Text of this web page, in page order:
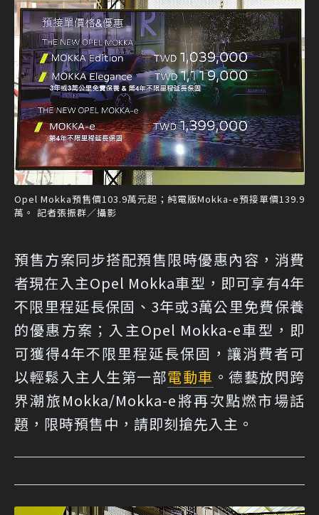
Opel Mokka預售價103.9萬元起；純電版Mokka-e預接單價139.9
萬。 記者張振群／攝影
預售方案同步搭配預售限時優惠內容，消費
者現在入主Opel Mokka車型，即可享有4年
不限里程延長保固、3年或3萬公里免費保養
的優惠方案；入主Opel Mokka-e車型，即
可獲得4年不限里程延長保固，讓消費者可
以輕鬆入主人生第一部電動車 。德藝放閃跨
界潮旅Mokka/Mokka-e將再次點燃市場話
題，限時預售中，請即刻搶先入主。